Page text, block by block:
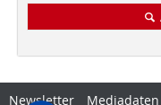
Newsletter Mediadaten